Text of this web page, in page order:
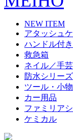
NEW ITEM
アタッシュ
ハンドル付
救急箱
ネイル／手芸
防水シリーズ
ツール・小物
カー用品
ファミリア
ケミカル